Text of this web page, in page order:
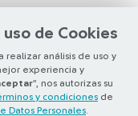
de Cookies
realizar análisis de uso y
experiencia y
”, nos autorizas su
y condiciones de
Datos Personales
2026